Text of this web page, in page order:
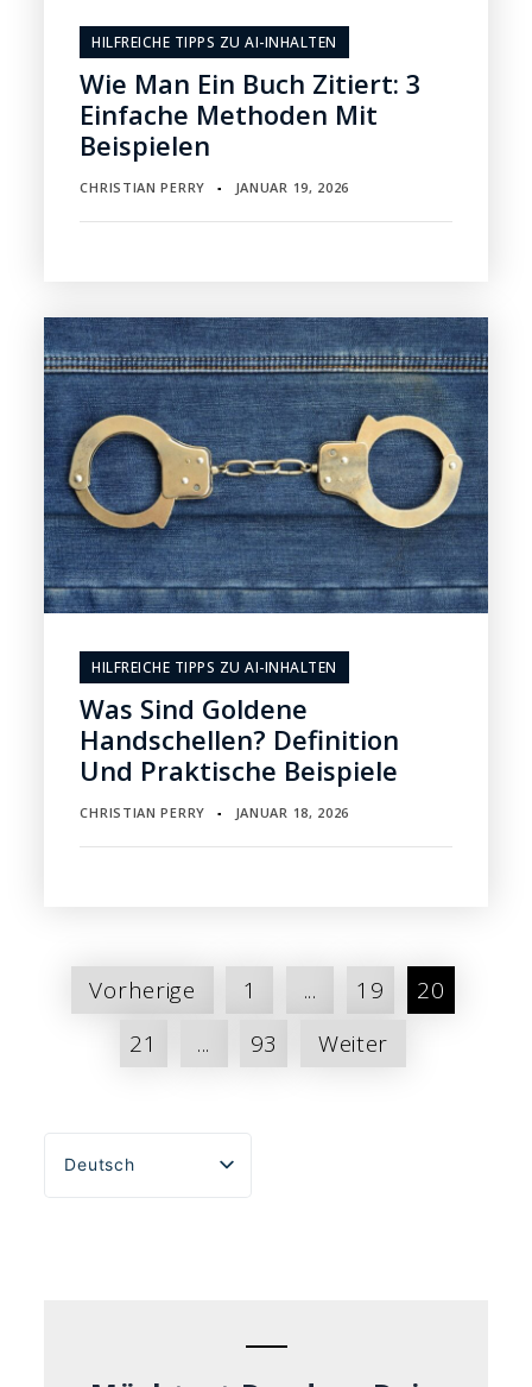
HILFREICHE TIPPS ZU AI-INHALTEN
Wie Man Ein Buch Zitiert: 3
Einfache Methoden Mit
Beispielen
CHRISTIAN PERRY ▪ JANUAR 19, 2026
HILFREICHE TIPPS ZU AI-INHALTEN
Was Sind Goldene
Handschellen? Definition
Und Praktische Beispiele
CHRISTIAN PERRY ▪ JANUAR 18, 2026
Seitennummerierung
Vorherige 1 ... 19
20
21
... 93 Weiter
Deutsch
English